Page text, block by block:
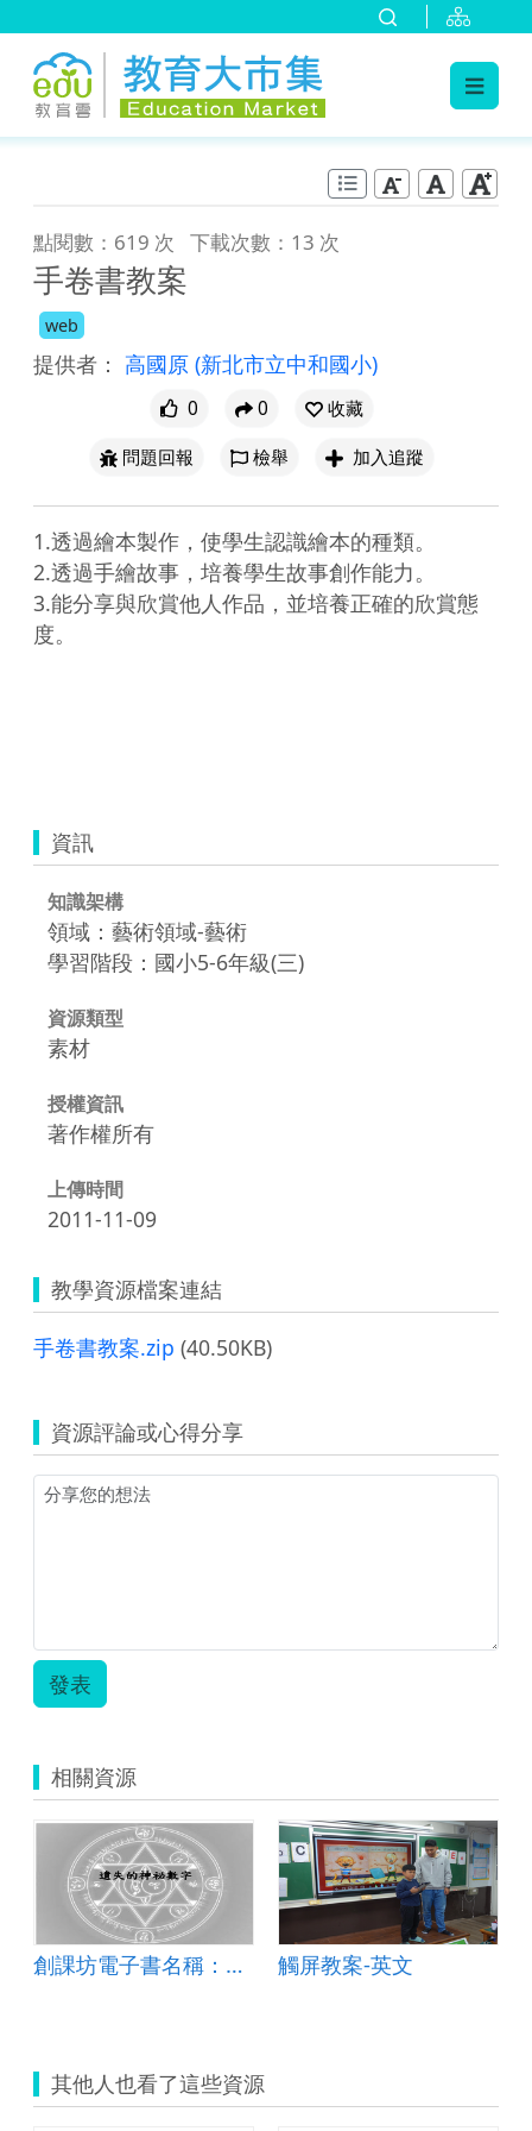
點閱數：619 次 下載次數：13 次
手卷書教案
web
提供者： 高國原 (新北市立中和國小)
0 0
收藏
問題回報
檢舉 加入追蹤
1.透過繪本製作，使學生認識繪本的種類。
2.透過手繪故事，培養學生故事創作能力。
3.能分享與欣賞他人作品，並培養正確的欣賞態
度。
資訊
知識架構
領域：藝術領域-藝術
學習階段：國小5-6年級(三)
資源類型
素材
授權資訊
著作權所有
上傳時間
2011-11-09
教學資源檔案連結
手卷書教案.zip (40.50KB)
資源評論或心得分享
發表
相關資源
創課坊電子書名稱：遺失的神祕數字 觸屏教案-英文
其他人也看了這些資源